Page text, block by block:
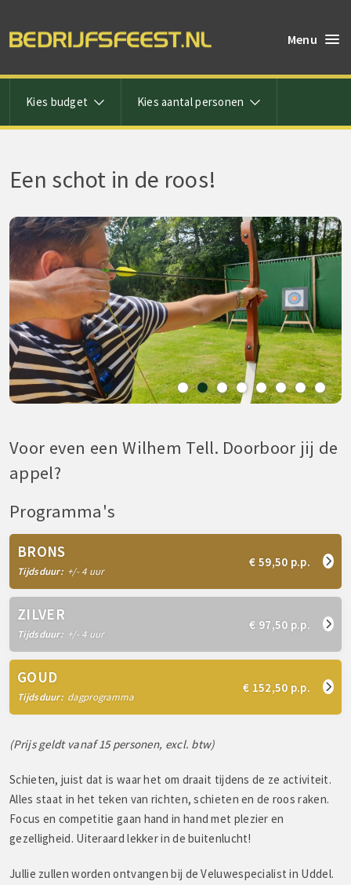
Menu
Kies budget Kies aantal personen
Een schot in de roos!
Voor even een Wilhem Tell. Doorboor jij de
appel?
Programma's
BRONS
Tijdsduur: +/- 4 uur
€ 59,50 p.p.
ZILVER
Tijdsduur: +/- 4 uur
€ 97,50 p.p.
GOUD
Tijdsduur: dagprogramma
€ 152,50 p.p.
(Prijs geldt vanaf 15 personen, excl. btw)
Schieten, juist dat is waar het om draait tijdens de ze activiteit.
Alles staat in het teken van richten, schieten en de roos raken.
Focus en competitie gaan hand in hand met plezier en
gezelligheid. Uiteraard lekker in de buitenlucht!
Jullie zullen worden ontvangen bij de Veluwespecialist in Uddel.